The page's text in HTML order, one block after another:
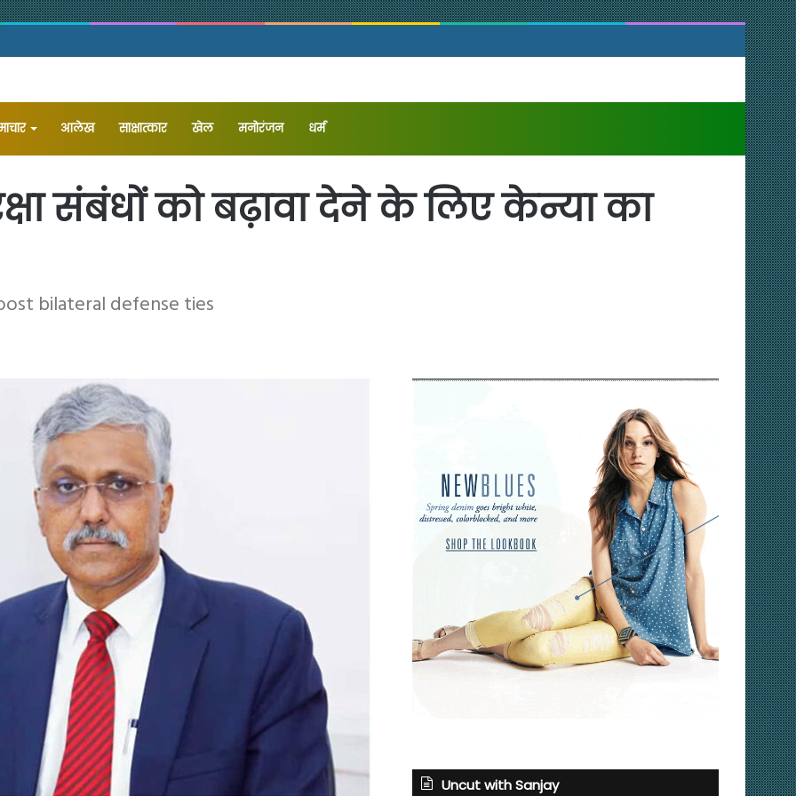
आलेख ⁠साक्षात्कार खेल मनोरंजन धर्म
रक्षा संबंधों को बढ़ावा देने के लिए केन्या का
bilateral defense ties
Uncut with Sanjay